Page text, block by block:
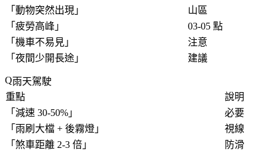
「 動物突然出現 」
山區
「 疲勞高峰 」
03-05 點
「 機車不易見 」
注意
「 夜間少開長途 」 建議
雨天駕駛
重點
說明
「 減速 30-50% 」
必要
「 雨刷大檔 + 後霧燈 」
視線
「 煞車距離 2-3 倍 」
防滑